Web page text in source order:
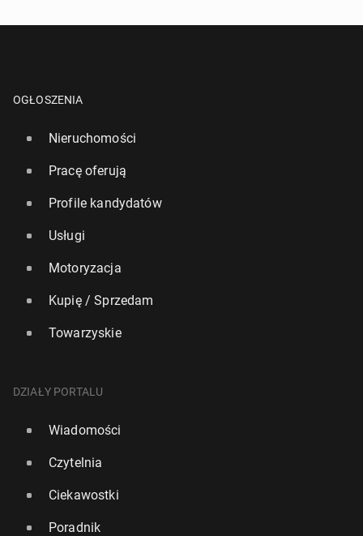
OGŁOSZENIA
Nieruchomości
Pracę oferują
Profile kandydatów
Usługi
Motoryzacja
Kupię / Sprzedam
Towarzyskie
DZIAŁY PORTALU
Wiadomości
Czytelnia
Ciekawostki
Poradnik